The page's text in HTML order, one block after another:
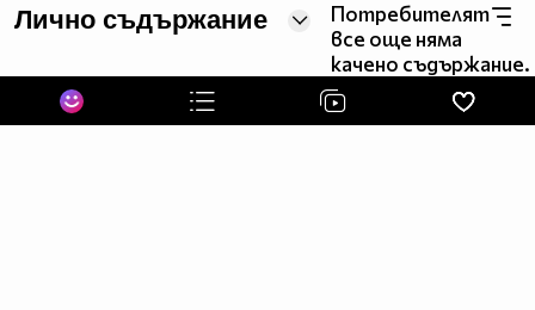
Лично съдържание
Потребителят
все още няма
качено съдържание.